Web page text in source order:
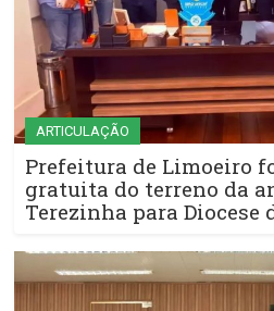
ARTICULAÇÃO
Prefeitura de Limoeiro
gratuita do terreno da
Terezinha para Diocese